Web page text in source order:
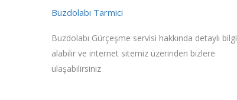
Buzdolabı Tarmici
Buzdolabı Gürçeşme servisi hakkında detaylı bilgi
alabilir ve internet sitemiz üzerinden bizlere
ulaşabilirsiniz